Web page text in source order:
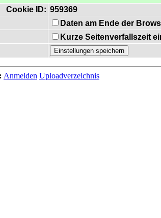
Cookie ID: 959369
Daten am Ende der
Kurze Seitenverfallszeit
Anmelden Uploadverzeichnis